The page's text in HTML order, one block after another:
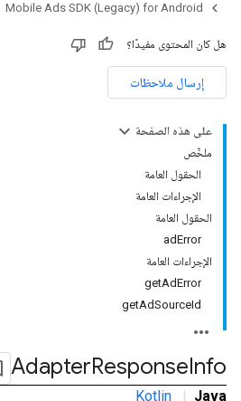
Mobile Ads SDK (Legacy) for Android
هل كان المحتوى مفيدًا؟
إرسال ملاحظات
على هذه الصفحة
ملخّص
الحقول العامة
الإجراءات العامة
الحقول العامة
adError
الإجراءات العامة
getAdError
getAdSourceId
AdapterResponseInfo
Kotlin | Java